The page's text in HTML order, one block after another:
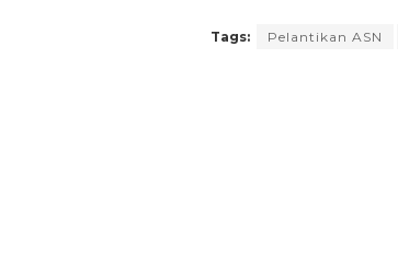
Tags: Pelantikan ASN